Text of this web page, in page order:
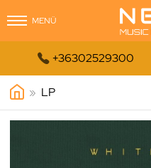
MENÜ
 +36302529300
» LP